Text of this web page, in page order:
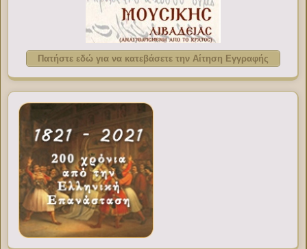
Πατήστε εδώ για να κατεβάσετε την Αίτηση Εγγραφής